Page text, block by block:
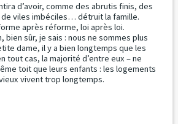
d’avoir, comme des abrutis finis, des
viles imbéciles… détruit la famille.
après réforme, loi après loi.
bien sûr, je sais : nous ne sommes plus
dame, il y a bien longtemps que les
tout cas, la majorité d’entre eux – ne
toit que leurs enfants : les logements
vivent trop longtemps.